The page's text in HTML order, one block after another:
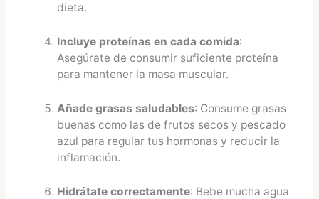
dieta.
Incluye proteínas en cada comida:
Asegúrate de consumir suficiente proteína
para mantener la masa muscular.
Añade grasas saludables: Consume grasas
buenas como las de frutos secos y pescado
azul para regular tus hormonas y reducir la
inflamación.
Hidrátate correctamente: Bebe mucha agua